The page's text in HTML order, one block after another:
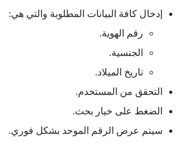
إدخال كافة البيانات المطلوبة والتي هي:
رقم الهوية.
الجنسية.
تاريخ الميلاد.
التحقق من المستخدم.
الضغط على خيار بحث.
سيتم عرض الرقم الموحد بشكل فوري.